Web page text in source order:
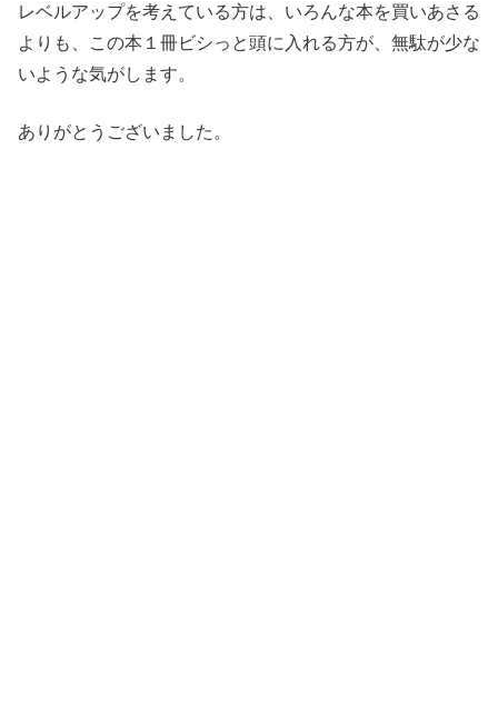
レベルアップを考えている方は、いろんな本を買いあさる
よりも、この本１冊ビシっと頭に入れる方が、無駄が少な
いような気がします。
ありがとうございました。